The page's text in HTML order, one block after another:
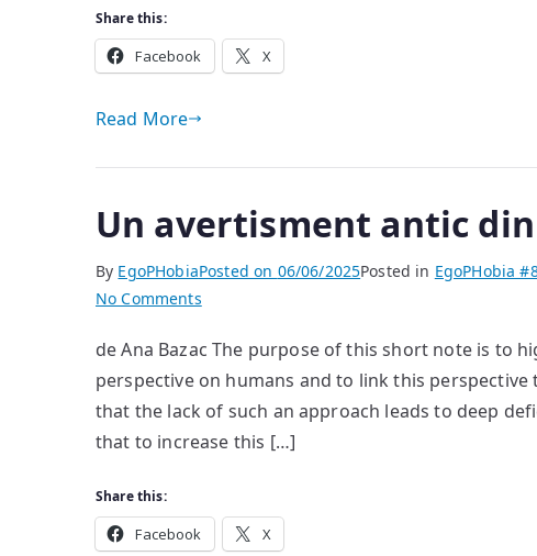
Share this:
Facebook X
Read More
Un avertisment antic
By EgoPHobiaPosted on 06/06/2025Posted in EgoPHobia
No Commentson
avertisment
antic
din
partea
de Ana Bazac The purpose of this short note is to
perspective on humans and to link this
that the lack of such an approach leads to deep
that to increase this […]
Share this:
Facebook X